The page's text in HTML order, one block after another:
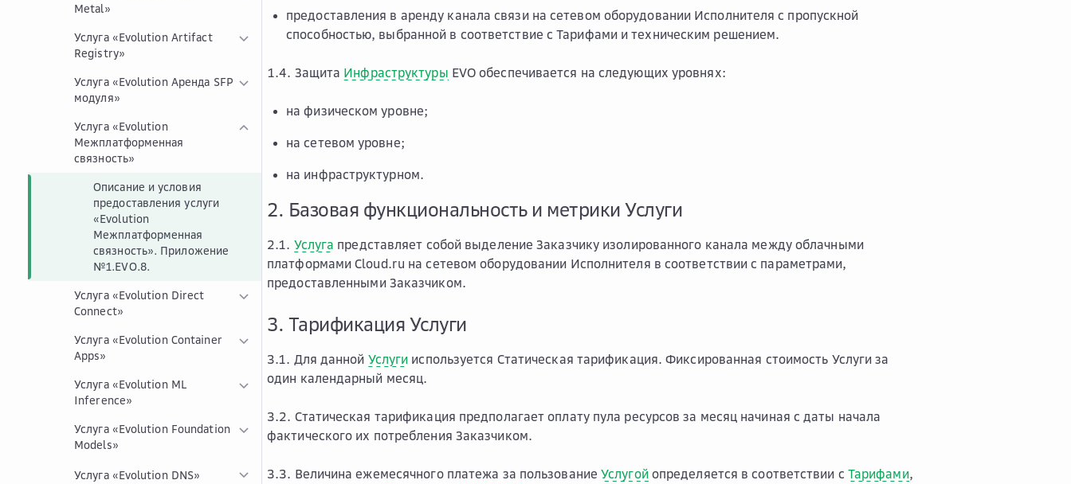
Metal»
Услуга «Evolution Artifact
Registry»
Услуга «Evolution Аренда SFP
модуля»
Услуга «Evolution
Межплатформенная
связность»
Описание и условия
предоставления услуги
«Evolution
Межплатформенная
связность». Приложение
№1.EVO.8.
Услуга «Evolution Direct
Connect»
Услуга «Evolution Container
Apps»
Услуга «Evolution ML
Inference»
Услуга «Evolution Foundation
Models»
Услуга «Evolution DNS»
предоставления в аренду канала связи на сетевом оборудовании Исполнителя с пропускной
способностью, выбранной в соответствие с Тарифами и техническим решением.
1.4. Защита Инфраструктуры EVO обеспечивается на следующих уровнях:
на физическом уровне;
на сетевом уровне;
на инфраструктурном.
2. Базовая функциональность и метрики Услуги
2.1. Услуга представляет собой выделение Заказчику изолированного канала между облачными
платформами Cloud.ru на сетевом оборудовании Исполнителя в соответствии с параметрами,
предоставленными Заказчиком.
3. Тарификация Услуги
3.1. Для данной Услуги используется Статическая тарификация. Фиксированная стоимость Услуги за
один календарный месяц.
3.2. Статическая тарификация предполагает оплату пула ресурсов за месяц начиная с даты начала
фактического их потребления Заказчиком.
3.3. Величина ежемесячного платежа за пользованиеУслугойопределяется в соответствии с Тарифами,